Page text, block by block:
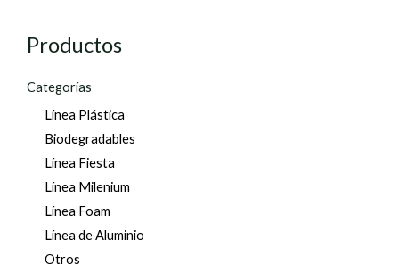
Productos
Categorías
Línea Plástica
Biodegradables
Línea Fiesta
Línea Milenium
Línea Foam
Línea de Aluminio
Otros